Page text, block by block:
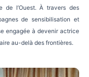
de l’Ouest. À travers des
de sensibilisation et
engagée à devenir actrice
au-delà des frontières.